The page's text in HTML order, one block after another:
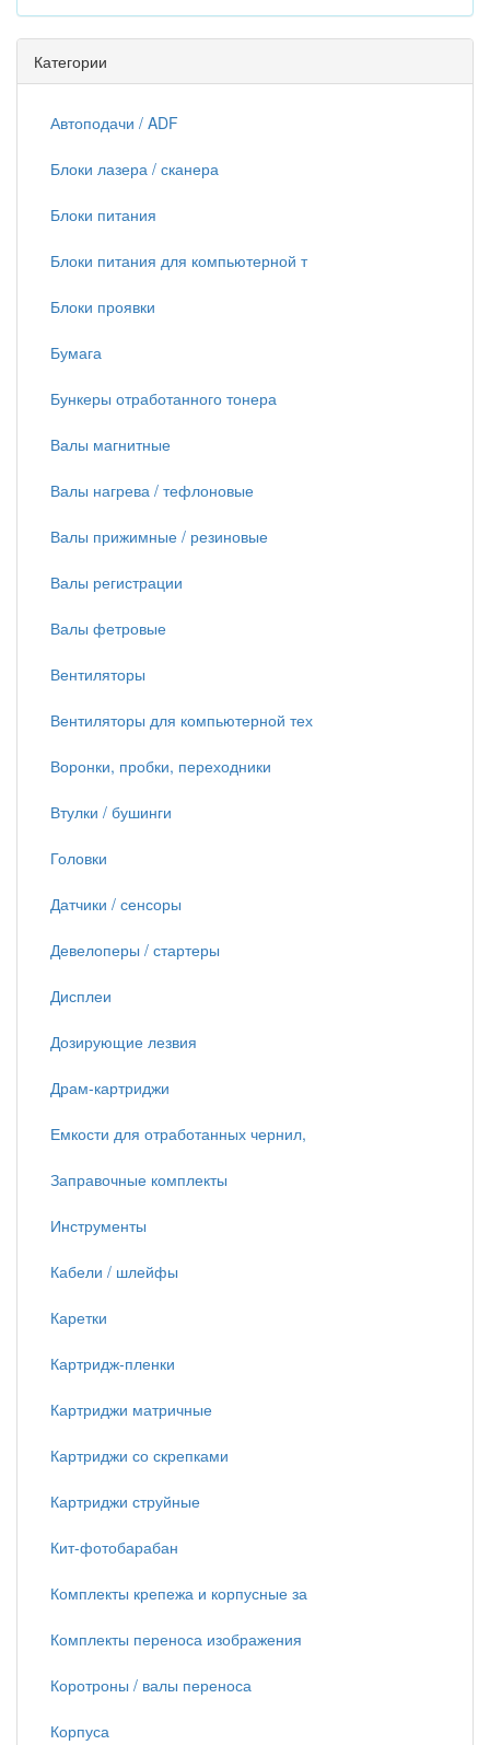
Категории
Автоподачи / ADF
Блоки лазера / сканера
Блоки питания
Блоки питания для компьютерной т
Блоки проявки
Бумага
Бункеры отработанного тонера
Валы магнитные
Валы нагрева / тефлоновые
Валы прижимные / резиновые
Валы регистрации
Валы фетровые
Вентиляторы
Вентиляторы для компьютерной тех
Воронки, пробки, переходники
Втулки / бушинги
Головки
Датчики / сенсоры
Девелоперы / стартеры
Дисплеи
Дозирующие лезвия
Драм-картриджи
Емкости для отработанных чернил,
Заправочные комплекты
Инструменты
Кабели / шлейфы
Каретки
Картридж-пленки
Картриджи матричные
Картриджи со скрепками
Картриджи струйные
Кит-фотобарабан
Комплекты крепежа и корпусные за
Комплекты переноса изображения
Коротроны / валы переноса
Корпуса